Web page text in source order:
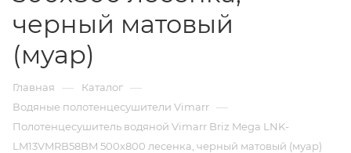
черный матовый
(муар)
Главная — Каталог —
Водяные полотенцесушители Vimarr —
Полотенцесушитель водяной Vimarr Briz Mega LNK-
LM13VMRB58BM 500х800 лесенка, черный матовый (муар)